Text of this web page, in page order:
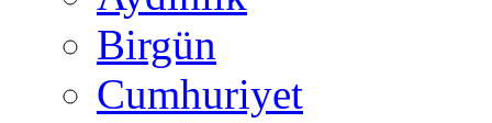
Birgün
Cumhuriyet